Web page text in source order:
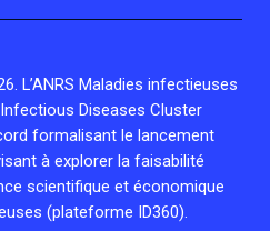
2023, pour suivre l'épidémie
à des cas à Mayotte et à
Émergence, actives ou
L’ANRS Maladies infectieuses
Diseases Cluster
formalisant le lancement
à explorer la faisabilité
scientifique et économique
(plateforme ID360).